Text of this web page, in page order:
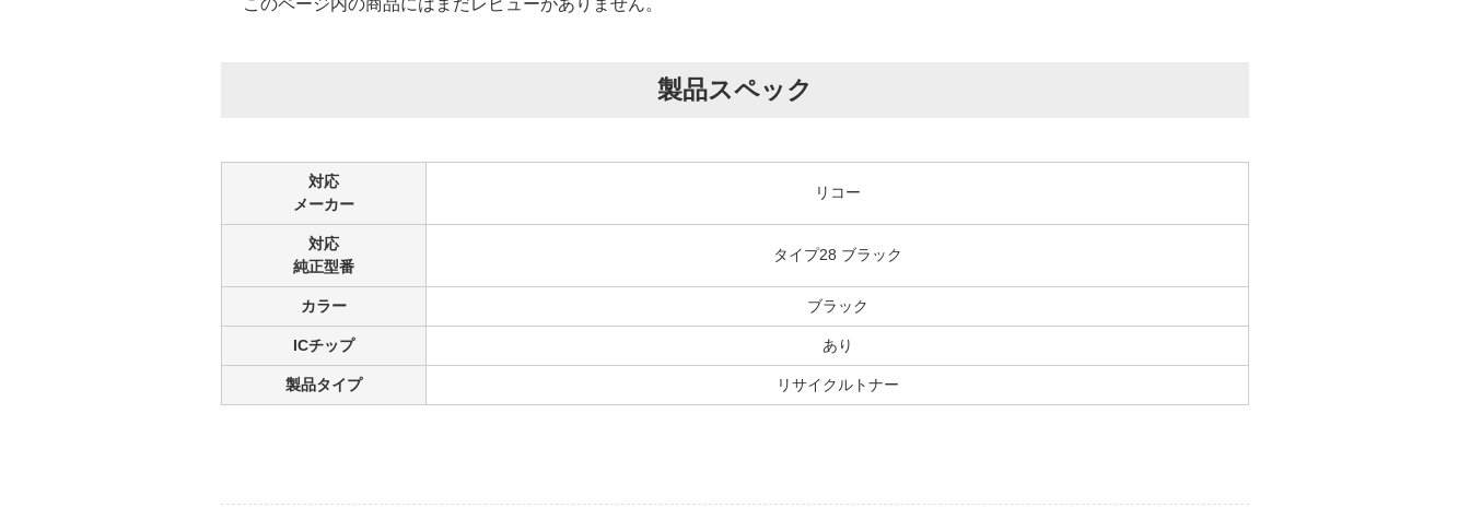
このページ内の商品にはまだレビューがありません。
製品スペック
対応
メーカー
リコー
対応
純正型番
タイプ28 ブラック
カラー ブラック
ICチップ あり
製品タイプ リサイクルトナー